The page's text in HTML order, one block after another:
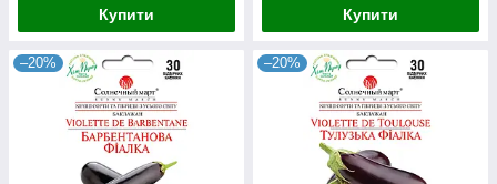
Купити Купити
–20% –20%